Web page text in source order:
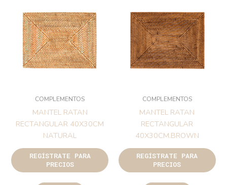
COMPLEMENTOS
MANTEL RATAN
RECTANGULAR 40X30CM
NATURAL
REGÍSTRATE PARA
PRECIOS
COMPLEMENTOS
MANTEL RATAN
RECTANGULAR
40X30CM.BROWN
REGÍSTRATE PARA
PRECIOS